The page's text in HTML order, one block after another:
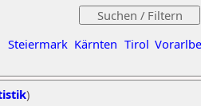
Steiermark Kärnten Tirol
)